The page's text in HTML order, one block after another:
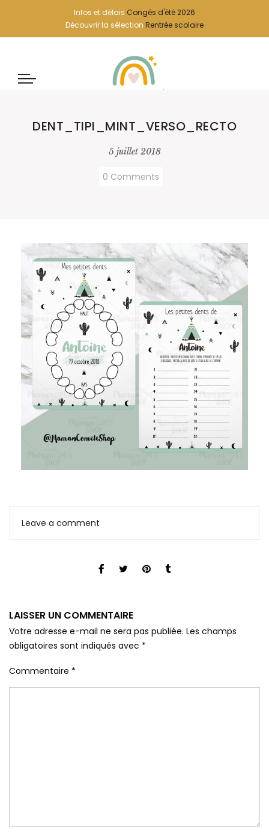
Infos et délais Congés d'été 2026
Découvrir la sélection Rentrée scolaire
DENT_TIPI_MINT_VERSO_RECTO
5 juillet 2018
0 Comments
Leave a comment
LAISSER UN COMMENTAIRE
Votre adresse e-mail ne sera pas publiée. Les champs
obligatoires sont indiqués avec *
Commentaire *